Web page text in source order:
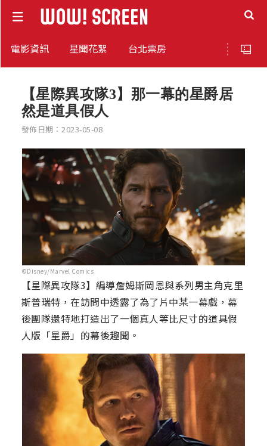
電影資訊 星聞花絮 台北票房
【星際異攻隊3】那一幕的星爵居
然是道具假人
發佈日期：2023-05-08
©Disney/Marvel Comics
【星際異攻隊3】編導詹姆斯岡恩與系列男主角克里
斯普瑞特，在訪問中透露了為了片中某一幕戲，幕
後團隊還特地打造出了一個真人等比尺寸的道具假
人版「星爵」的幕後趣聞。